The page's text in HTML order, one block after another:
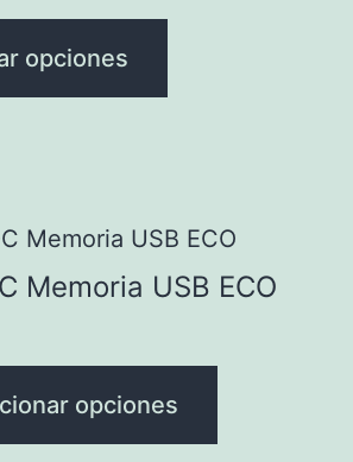
opciones
Memoria USB ECO
opciones